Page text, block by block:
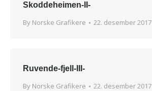
Skoddeheimen-II-
By Norske Grafikere 22. desember 2017
Ruvende-fjell-III-
By Norske Grafikere 22. desember 2017